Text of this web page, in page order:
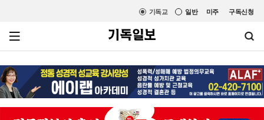
미주 구독신청
일반
기독교